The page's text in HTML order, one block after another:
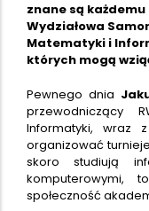
znane są
Wydziałowa
Matematyki i
których mogą
Pewnego dnia
przewodniczący
Informatyki, wraz
organizować
skoro studiują
komputerowymi,
społeczność